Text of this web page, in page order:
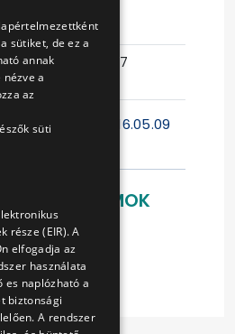
VB-55/16
2016-04-27
időpontja:
2016.05.09
diszpozicíó
sütiket, de ez a
annak
a
az
süti
része (EIR). A
elfogadja az
használata
es naplózható a
biztonsági
A rendszer